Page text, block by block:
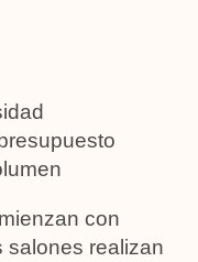
con
salones realizan